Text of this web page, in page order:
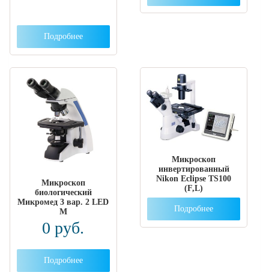
Подробнее
Микроскоп
биологический
Микромед 3 вар. 2 LED
М
0 руб.
Подробнее
Микроскоп
инвертированный
Nikon Eclipse TS100
(F,L)
Подробнее